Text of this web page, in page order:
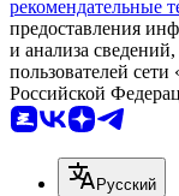
рекомендательные
предоставления
и анализа
пользователей
Российской
Русский